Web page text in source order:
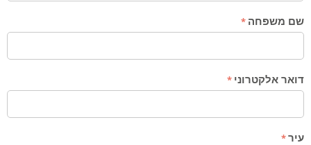
שם משפחה
דואר אלקטרוני
עיר